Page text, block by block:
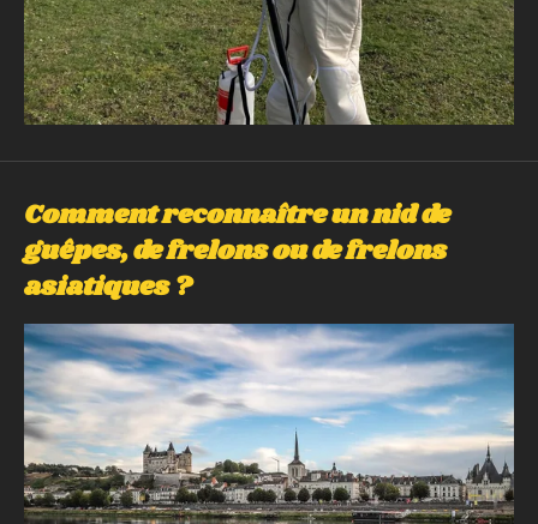
Comment reconnaître un nid de
guêpes, de frelons ou de frelons
asiatiques ?